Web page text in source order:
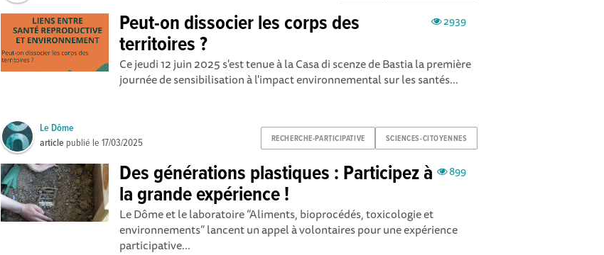
2939
Peut-on dissocier les corps des
territoires ?
Ce jeudi 12 juin 2025 s'est tenue à la Casa di scenze de Bastia la première
journée de sensibilisation à l'impact environnemental sur les santés...
RECHERCHE-PARTICIPATIVE SCIENCES-CITOYENNES
Le Dôme
article publié le17/03/2025
899
Des générations plastiques : Participez à
la grande expérience !
Le Dôme et le laboratoire “Aliments, bioprocédés, toxicologie et
environnements” lancent un appel à volontaires pour une expérience
participative...